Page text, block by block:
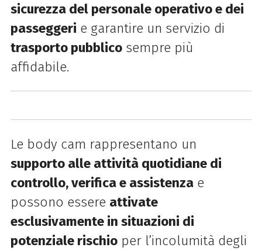
sicurezza del personale operativo e dei
passeggeri e garantire un servizio di
trasporto pubblicosempre più
affidabile.
Le body cam rappresentano un
supporto alle attività quotidiane di
controllo, verifica e assistenzae
possono essere attivate
esclusivamente in situazioni di
potenziale rischioper l’incolumità degli